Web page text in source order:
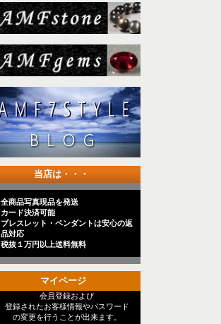
当店は・・・
全商品写真現品を発送
カード決済可能
ブレスレット・ペンダントは安心の返
品対応
税抜１万円以上送料無料
マイページ
会員登録および
登録されたお客様情報やパスワード
の変更を行うことが出来ます。